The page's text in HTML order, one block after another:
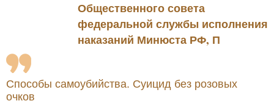
Общественного совета
федеральной службы исполнения
наказаний Минюста РФ, П
Способы самоубийства. Суицид без розовых
очков